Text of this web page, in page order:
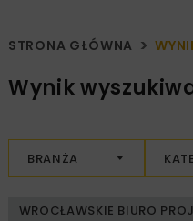
STRONA GŁÓWNA
Wynik
BRANŻA
WROCŁAWSKIE BIURO